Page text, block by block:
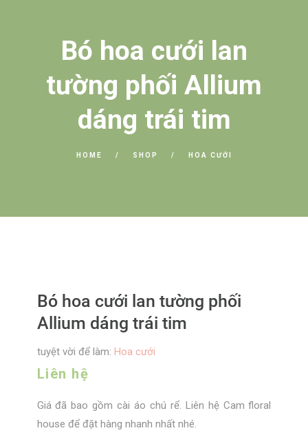
Bó hoa cưới lan
tường phối Allium
dáng trái tim
HOME SHOP HOA CƯỚI
Bó hoa cưới lan tường phối
Allium dáng trái tim
tuyệt vời để làm: Hoa cưới
Liên hệ
Giá đã bao gồm cài áo chú rể. Liên hệ Cam floral
house để đặt hàng nhanh nhất nhé.